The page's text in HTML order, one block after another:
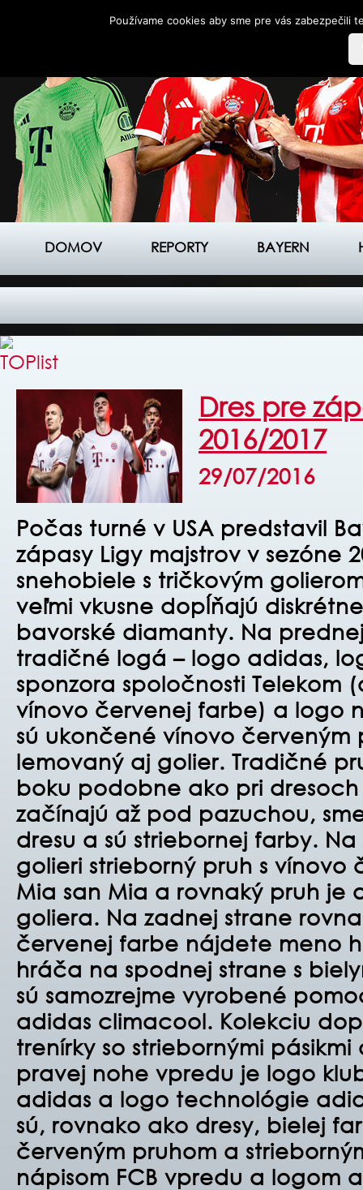
DOMOV REPORTY BAYERN
Dres pre
2016/2017
29/07/2016
Počas turné v USA predstavil
zápasy Ligy majstrov v sezóne
snehobiele s tričkovým
veľmi vkusne dopĺňajú
bavorské diamanty. Na
tradičné logá – logo adidas,
sponzora spoločnosti Telekom
vínovo červenej farbe) a logo
sú ukončené vínovo červeným
lemovaný aj golier. Tradičné
boku podobne ako pri
začínajú až pod pazuchou,
dresu a sú striebornej farby.
golieri strieborný pruh s vínovo
Mia san Mia a rovnaký pruh je
goliera. Na zadnej strane
červenej farbe nájdete meno
hráča na spodnej strane s
sú samozrejme vyrobené
adidas climacool. Kolekciu
trenírky so striebornými
pravej nohe vpredu je logo
adidas a logo technológie
sú, rovnako ako dresy, bielej
červeným pruhom a
nápisom FCB vpredu a logom
Používame cookies aby sme pre vás zabezpečili